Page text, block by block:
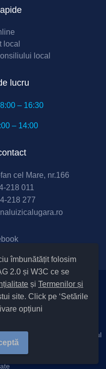
îmbunătățit folosim
2.0 și W3C ce se
și Termenilor și
site. Click pe ‘Setările
opțiuni
local
local
lucru
– 16:30
– 14:00
cel Mare, nr.166
218 011
218 277
a site-ului
– 14 – C – Comună / Codul
23350 / Luizi Călugăra
Călugăra. Toate drepturile